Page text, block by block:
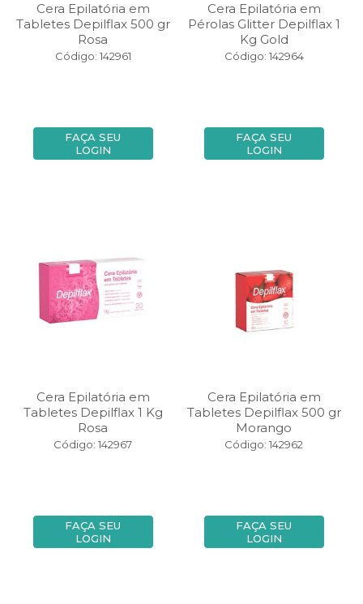
Cera Epilatória em
Tabletes Depilflax 500 gr
Rosa
Código: 142961
FAÇA SEU
LOGIN
Cera Epilatória em
Pérolas Glitter Depilflax 1
Kg Gold
Código: 142964
FAÇA SEU
LOGIN
Cera Epilatória em
Tabletes Depilflax 1 Kg
Rosa
Código: 142967
FAÇA SEU
LOGIN
Cera Epilatória em
Tabletes Depilflax 500 gr
Morango
Código: 142962
FAÇA SEU
LOGIN